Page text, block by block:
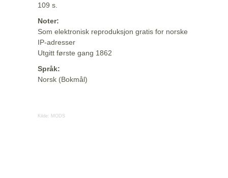
109 s.
Noter:
Som elektronisk reproduksjon gratis for norske
IP-adresser
Utgitt første gang 1862
Språk:
Norsk (Bokmål)
Kilde: MODS